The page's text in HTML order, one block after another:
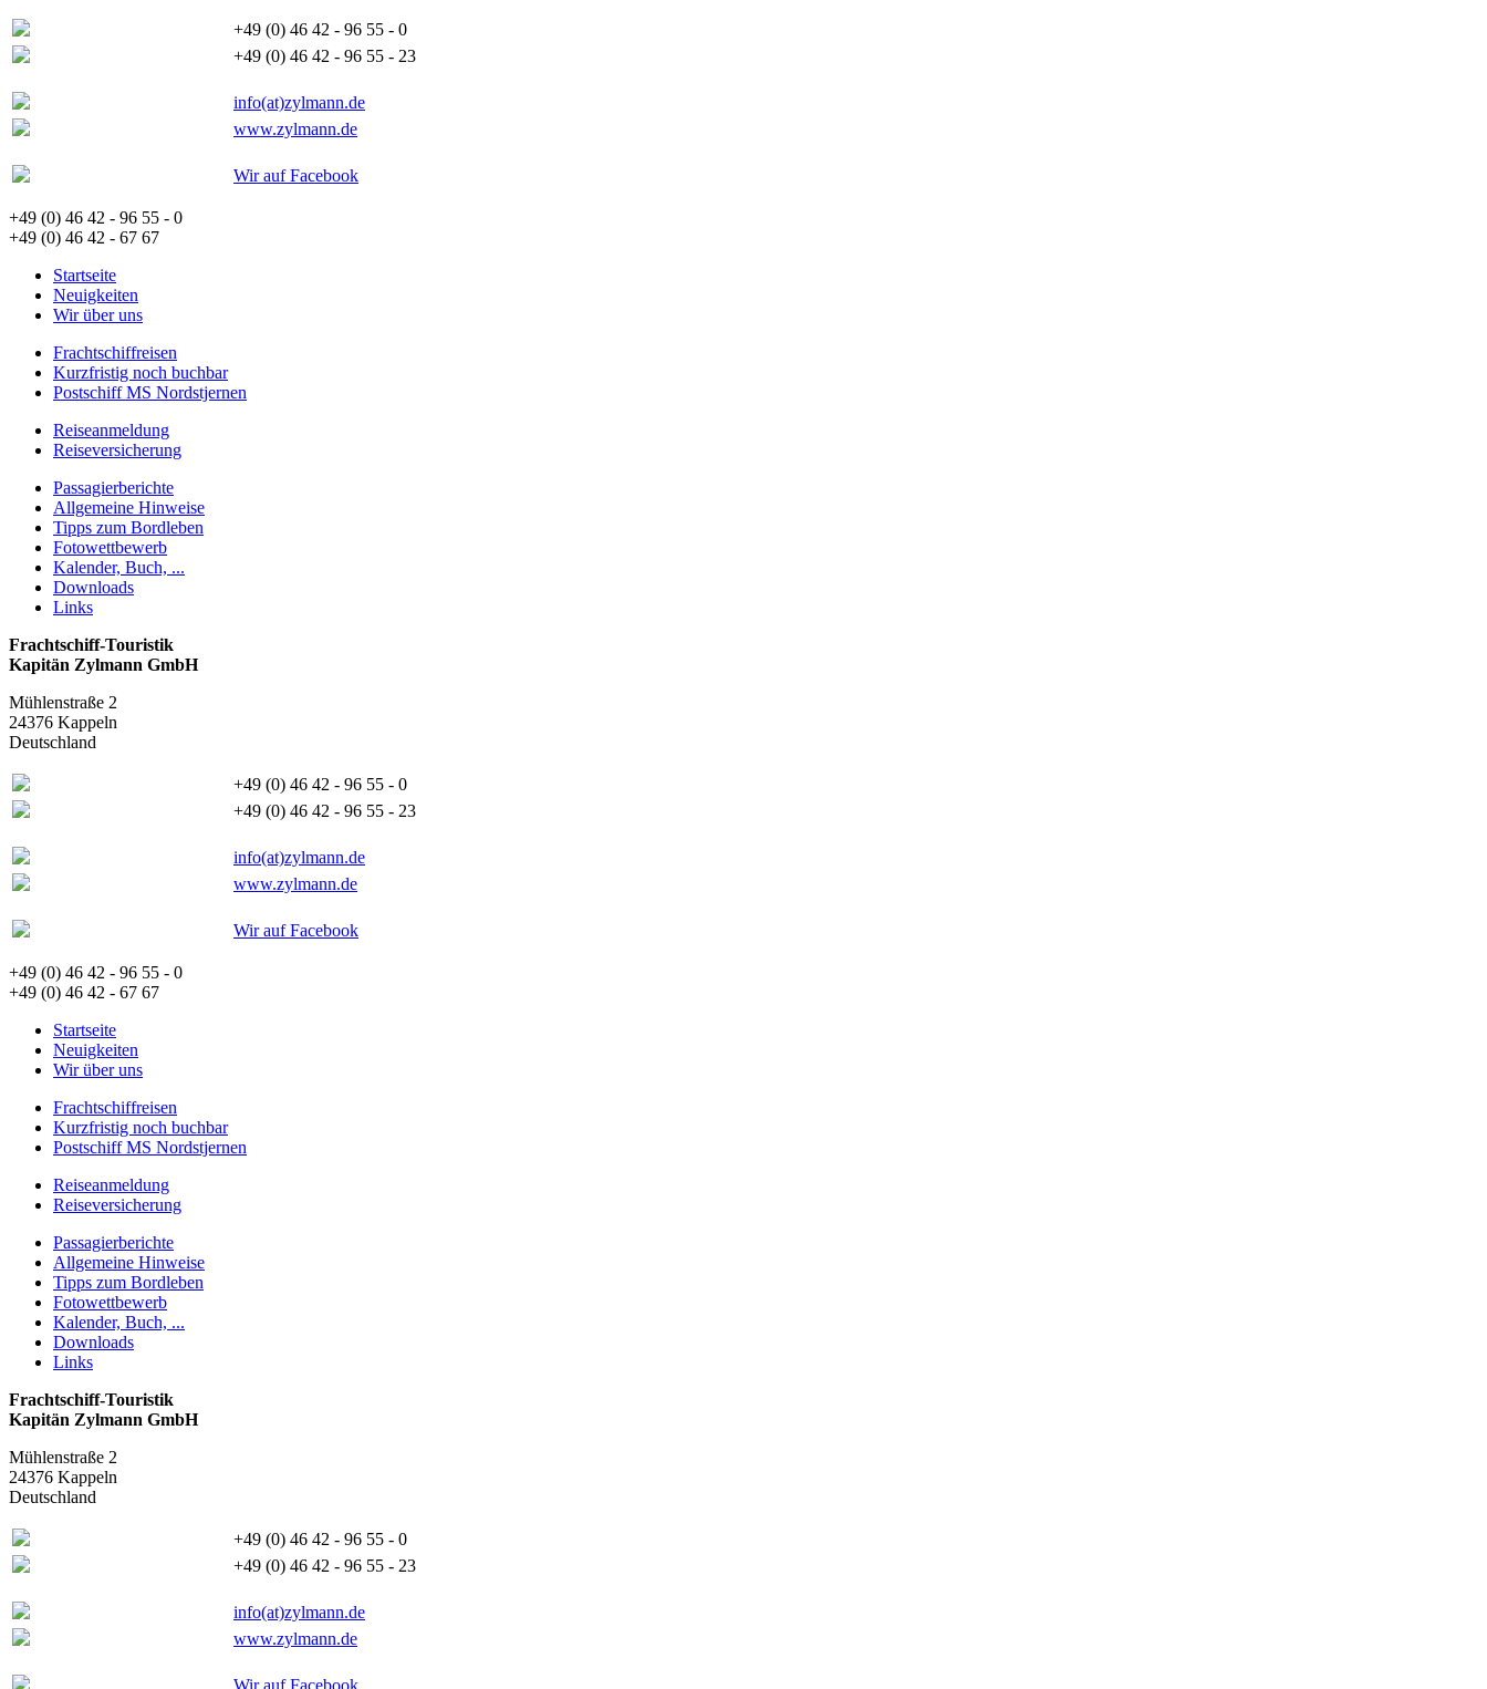
+49 (0) 46 42 - 96 55 - 0
+49 (0) 46 42 - 96 55 - 23
info(at)zylmann.de
www.zylmann.de
Wir auf Facebook
+49 (0) 46 42 - 96 55 - 0
+49 (0) 46 42 - 67 67
Startseite
Neuigkeiten
Wir über uns
Frachtschiffreisen
Kurzfristig noch buchbar
Postschiff MS Nordstjernen
Reiseanmeldung
Reiseversicherung
Passagierberichte
Allgemeine Hinweise
Tipps zum Bordleben
Fotowettbewerb
Kalender, Buch, ...
Downloads
Links
Frachtschiff-Touristik
Kapitän Zylmann GmbH
Mühlenstraße 2
24376 Kappeln
Deutschland
+49 (0) 46 42 - 96 55 - 0
+49 (0) 46 42 - 96 55 - 23
info(at)zylmann.de
www.zylmann.de
Wir auf Facebook
+49 (0) 46 42 - 96 55 - 0
+49 (0) 46 42 - 67 67
Startseite
Neuigkeiten
Wir über uns
Frachtschiffreisen
Kurzfristig noch buchbar
Postschiff MS Nordstjernen
Reiseanmeldung
Reiseversicherung
Passagierberichte
Allgemeine Hinweise
Tipps zum Bordleben
Fotowettbewerb
Kalender, Buch, ...
Downloads
Links
Frachtschiff-Touristik
Kapitän Zylmann GmbH
Mühlenstraße 2
24376 Kappeln
Deutschland
+49 (0) 46 42 - 96 55 - 0
+49 (0) 46 42 - 96 55 - 23
info(at)zylmann.de
www.zylmann.de
Wir auf Facebook